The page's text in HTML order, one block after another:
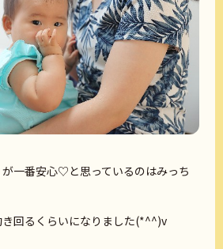
一番安心♡と思っているのはみっち
回るくらいになりました(*^^)v